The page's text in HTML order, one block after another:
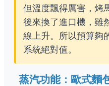
但溫度飄得厲害，烤
後來換了進口機，雖
線上升。所以預算夠
系統絕對值。
蒸汽功能：歐式麵